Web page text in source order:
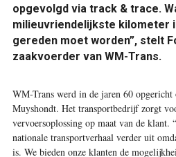
opgevolgd via track & trace.
milieuvriendelijkste kilometer
gereden moet worden”, stelt
zaakvoerder van WM-Trans.
WM-Trans werd in de jaren 60 opgericht
Muyshondt. Het transportbedrijf zorgt
vervoersoplossing op maat van de klant.
nationale transportverhaal verder uit
is. We bieden onze klanten de